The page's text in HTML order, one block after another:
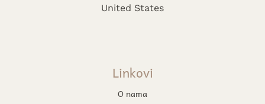
United States
Linkovi
O nama